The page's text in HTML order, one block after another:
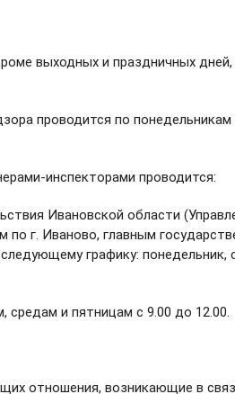
выходных и праздничных дней,
проводится по понедельникам
инспекторами проводится:
Ивановской области
г. Иваново, главным
графику: понедельник,
средам и пятницам с 9.00 до 12.00.
отношения, возникающие в